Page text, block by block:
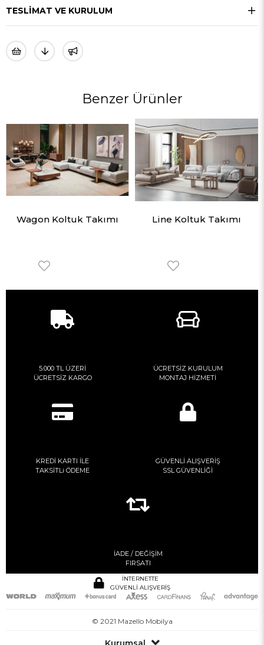
TESLIMAT VE KURULUM
Benzer Ürünler
Wagon Koltuk Takımı Line Koltuk Takımı
5.000 TL ÜZERİ
ÜCRETSİZ KARGO
ÜCRETSİZ KURULUM
MONTAJ HİZMETİ
KREDİ KARTI İLE
TAKSİTLi ÖDEME
GÜVENLİ ALIŞVERİŞ
SSL GÜVENLİĞİ
İADE / DEĞİŞİM
FIRSATI
İNTERNETTE
GÜVENLİ ALIŞVERİŞ
© 2021 Mazello Mobilya